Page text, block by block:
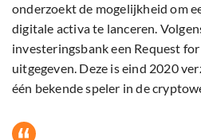
onderzoekt de mogelijkheid om
digitale activa te lanceren.
investeringsbank een Request
uitgegeven. Deze is eind 2020
één bekende speler in de